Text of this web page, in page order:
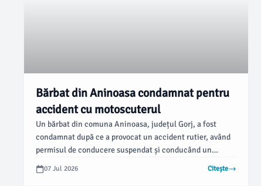
Bărbat din Aninoasa condamnat pentru
accident cu motoscuterul
Un bărbat din comuna Aninoasa, județul Gorj, a fost
condamnat după ce a provocat un accident rutier, având
permisul de conducere suspendat și conducând un
motoscuter neînmatriculat. Incidentul s-a petrecut în
seara de 7 septembrie 2023, conform datelor judiciare.
07 Jul 2026 Citește